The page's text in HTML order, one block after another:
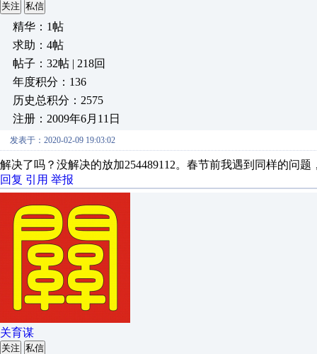
关注 私信
精华：1帖
求助：4帖
帖子：32帖 | 218回
年度积分：136
历史总积分：2575
注册：2009年6月11日
发表于：2020-02-09 19:03:02
解决了吗？没解决的放加254489112。春节前我遇到同样的问题
回复 引用 举报
关育谋
关注 私信